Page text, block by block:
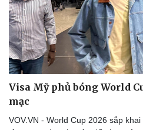
Visa Mỹ phủ bóng World
mạc
VOV.VN - World Cup 2026 sắp